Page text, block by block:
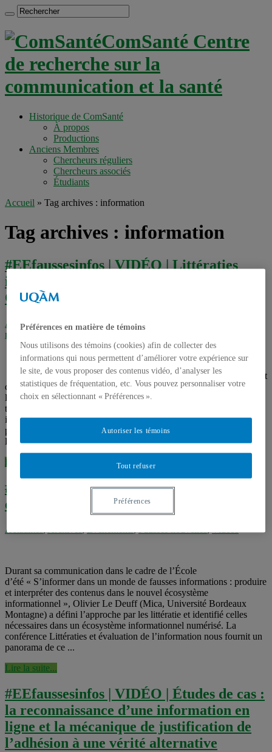
ComSanté Centre
de recherche sur la
communication et la santé
Historique de ComSanté
À propos
Productions
Anciens Membres
Chercheurs réguliers
Chercheurs associés
Étudiants
Accueil » Tag archives : information
Tag archives : information
#EEfaussesinfos | VIDÉO | Littératies
informationnelles et numériques au
Québec, état des lieux
Actualités,Archives,EEfaussesinfos
nouvelles
Session |Littératies informationnelles et numériques au Québec, état
des lieux Une session composée de trois conférences fait l’état des
lieux des littératies informationnelles et numériques au Québec. Les
trois conférencier.ère.s font le point sur la diffusion des littératies
informationnelles parmi les Québécois.e.s, identifient les stratégies
pédagogiques permettant leur meilleure intégration et lient les
littératies informationnelles aux littératies plus larges ...
Lire la suite...
#EEfaussesinfos | VIDÉO | Littératies et
évaluation de l’information
Actualités,Archives,Événements,Fausses nouvelles,Vidéos
Durant sa communication dans le cadre de l’École
d’été « S’informer dans un monde de fausses informations : produire
et interpréter des contenus dans le nouvel écosystème
informationnel », Olivier Le Deuff (Mica, Université Bordeaux
Montagne) a défini l’approche par les littératie et identifié celles
nécessaires dans un écosystème informationnel numérisé. La
conférence Littératies et évaluation de l’information nous fournit un
panorama de ce ...
Lire la suite...
#EEfaussesinfos | VIDÉO | Études de cas :
la reconnaissance d’une information en
ligne et la mécanique de justification de
l’adhésion à une vérité alternative
Préférences en matière de témoins
Nous utilisons des témoins (cookies) afin de collecter des
informations qui nous permettent d’améliorer votre expérience sur
le site, de vous proposer des contenus vidéo, d’analyser les
statistiques de fréquentation, etc. Vous pouvez personnaliser votre
choix en sélectionnant « Préférences ».
Tout refuser
Autoriser les témoins
Préférences